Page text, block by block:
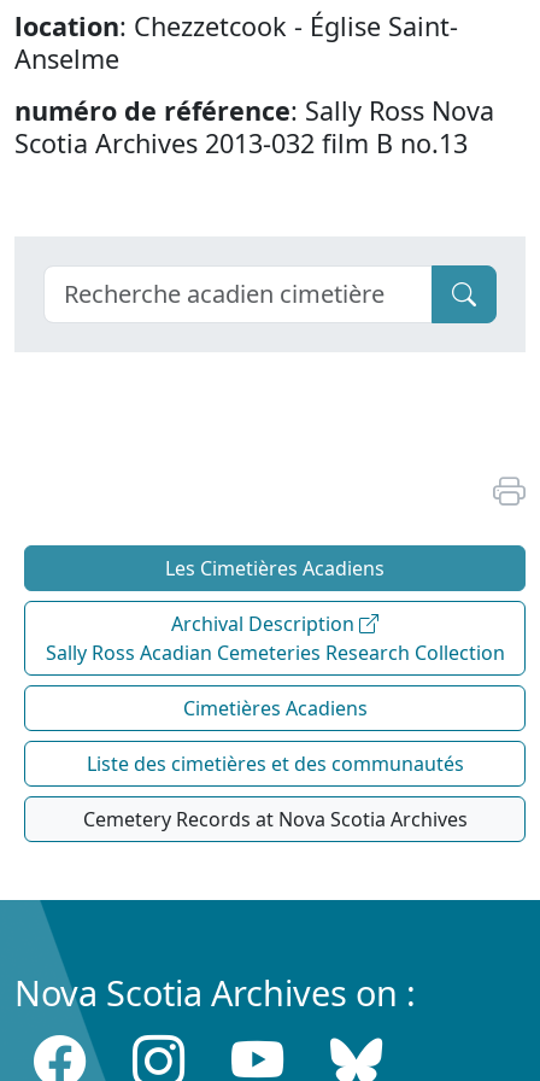
location: Chezzetcook - Église Saint-
Anselme
numéro de référence: Sally Ross Nova
Scotia Archives 2013-032 film B no.13
Les Cimetières Acadiens
Archival Description
Sally Ross Acadian Cemeteries Research Collection
Cimetières Acadiens
Liste des cimetières et des communautés
Cemetery Records at Nova Scotia Archives
Nova Scotia Archives on :